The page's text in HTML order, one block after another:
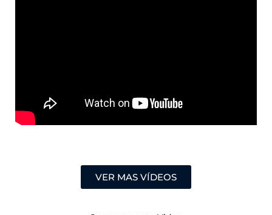
VER MAS VÍDEOS